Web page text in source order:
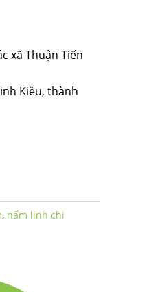
xã Thuận Tiến
Kiều, thành
, nấm linh chi